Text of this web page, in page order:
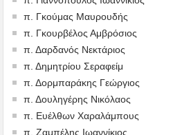
π. Γκούμας Μαυρουδής
π. Γκουρβέλος Αμβρόσιος
π. Δαρδανός Νεκτάριος
π. Δημητρίου Σεραφείμ
π. Δορμπαράκης Γεώργιος
π. Δουληγέρης Νικόλαος
π. Ευέλθων Χαραλάμπους
π. Ζαμπέλης Ιωαννίκιος